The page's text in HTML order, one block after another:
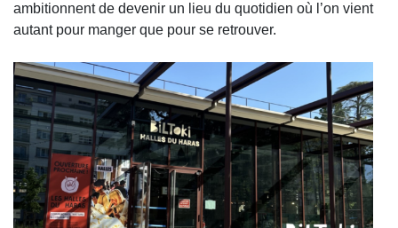
ambitionnent de devenir un lieu du quotidien où l’on vient
autant pour manger que pour se retrouver.